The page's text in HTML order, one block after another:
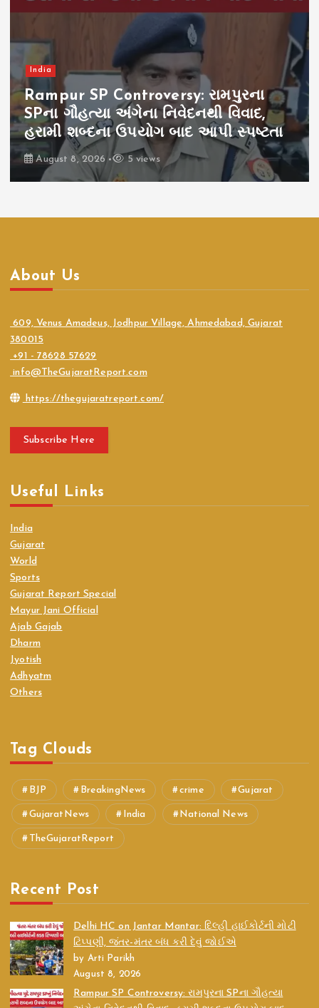
India
Rampur SP Controversy: રામપુરના
SPના ગૌહત્યા અંગેના નિવેદનથી વિવાદ,
હરામી શબ્દના ઉપયોગ બાદ આપી સ્પષ્ટતા
August 8, 2026 5 views
About Us
609, Venus Amadeus, Jodhpur Village, Ahmedabad, Gujarat
380015
+91 - 78628 57629
info@TheGujaratReport.com
https://thegujaratreport.com/
Subscribe Here
Useful Links
India
Gujarat
World
Sports
Gujarat Report Special
Mayur Jani Official
Ajab Gajab
Dharm
Jyotish
Adhyatm
Others
Tag Clouds
BJP BreakingNews crime Gujarat
GujaratNews India National News
TheGujaratReport
Recent Post
Delhi HC on Jantar Mantar: દિલ્હી હાઈકોર્ટની મોટી
ટિપ્પણી, જંતર-મંતર બંધ કરી દેવું જોઈએ
by Arti Parikh
August 8, 2026
Rampur SP Controversy: રામપુરના SPના ગૌહત્યા